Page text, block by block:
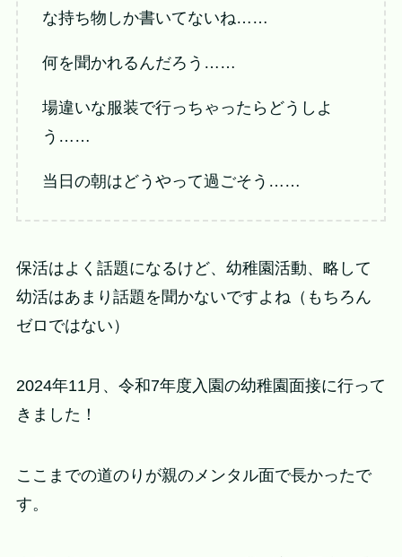
な持ち物しか書いてないね……
何を聞かれるんだろう……
場違いな服装で行っちゃったらどうしよ
う……
当日の朝はどうやって過ごそう……
保活はよく話題になるけど、幼稚園活動、略して
幼活はあまり話題を聞かないですよね（もちろん
ゼロではない）
2024年11月、令和7年度入園の幼稚園面接に行って
きました！
ここまでの道のりが親のメンタル面で長かったで
す。